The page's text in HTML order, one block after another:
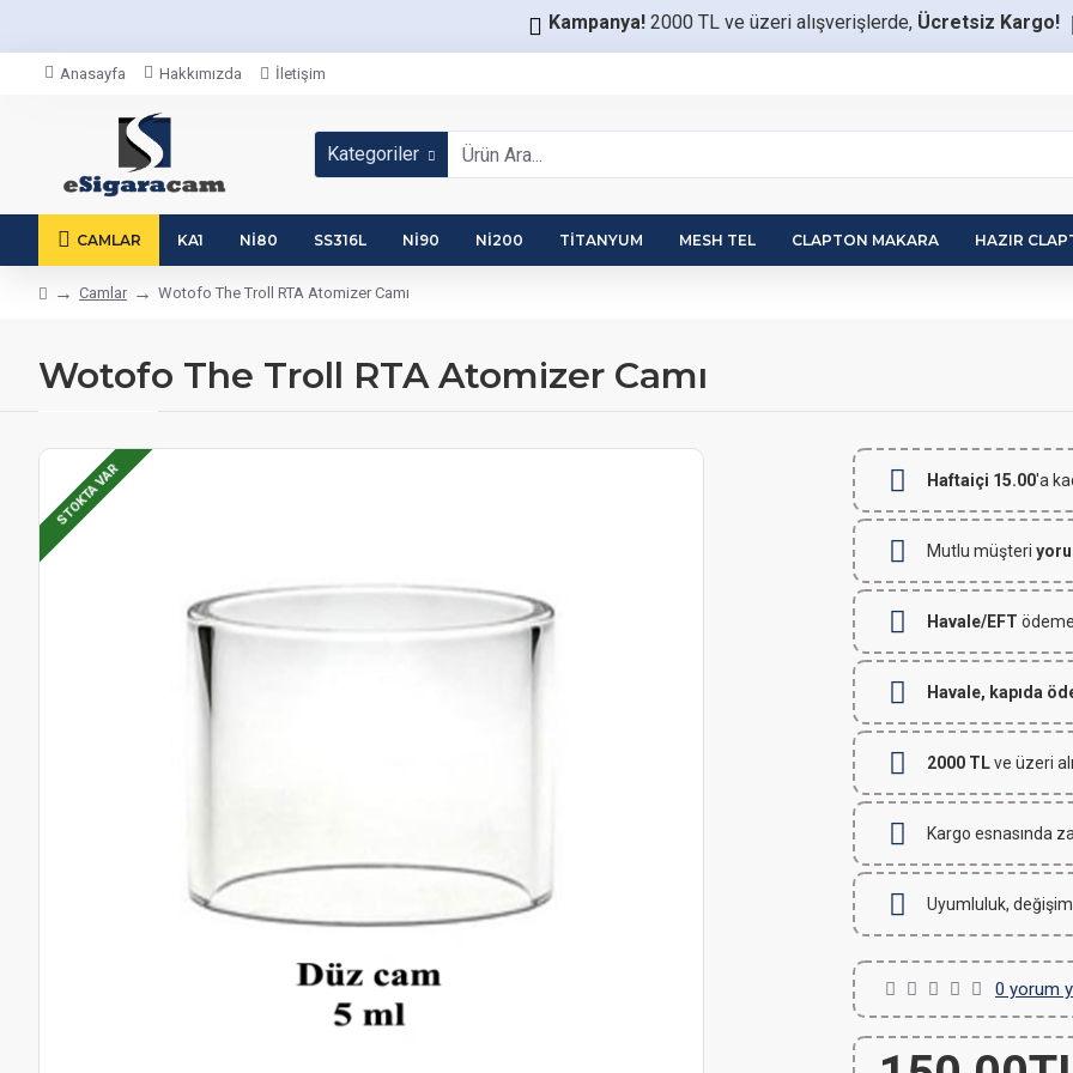
Kampanya! 2000 TL ve üzeri alışverişlerde, Ücretsiz Kargo!
Anasayfa Hakkımızda İletişim
Kategoriler
CAMLAR KA1 NI80 SS316L NI90 NI200 TITANYUM MESH TEL CLAPTON MAKARA HAZIR
Camlar Wotofo The Troll RTA Atomizer Camı
Wotofo The Troll RTA Atomizer Camı
STOKTA VAR Haftaiçi 15.00'a
Mutlu müşteri
Havale/EFT
Havale, kapıda
2000 TLve üzeri
Kargo esnasında
Uyumluluk,
0 yorum